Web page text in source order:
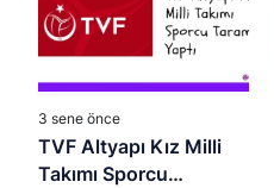
3 sene önce
TVF Altyapı Kız Milli
Takımı Sporcu